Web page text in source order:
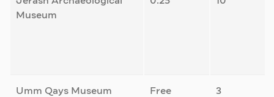
Museum
Umm Qays Museum Free 3